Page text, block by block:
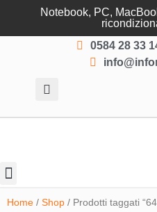
Notebook, PC,
0584 28 33
Home / Shop / Prodotti taggati